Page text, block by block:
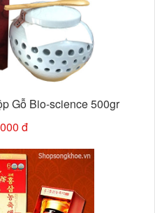
Gỗ Bio-science 500gr
đ